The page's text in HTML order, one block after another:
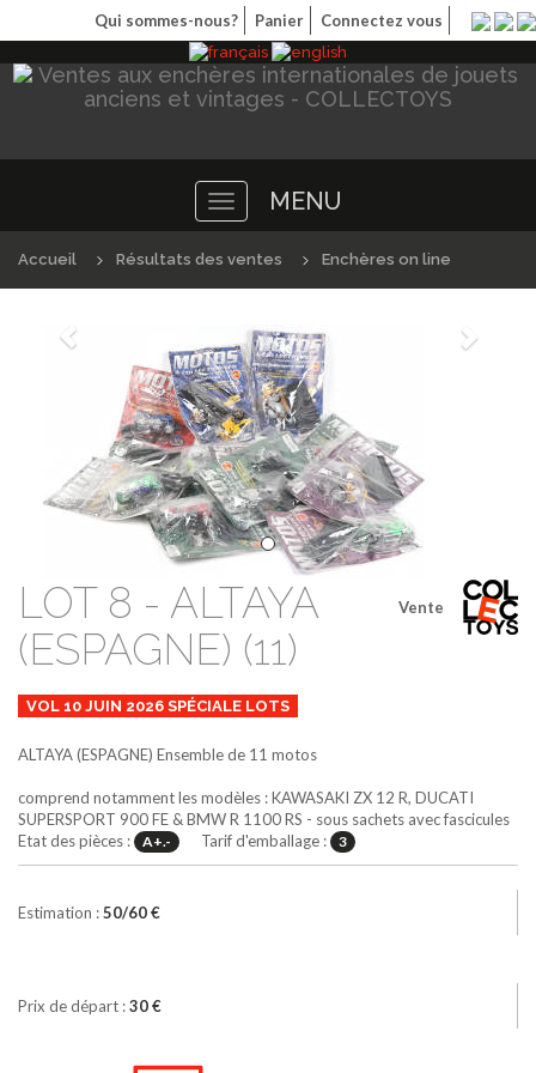
Qui sommes-nous? Panier Connectez vous
Toggle
navigation
MENU
Accueil Résultats des ventes Enchères on line
Précédént
Vente
LOT 8 - ALTAYA
(ESPAGNE) (11)
VOL 10 JUIN 2026 SPÉCIALE LOTS
ALTAYA (ESPAGNE) Ensemble de 11 motos
comprend notamment les modèles : KAWASAKI ZX 12 R, DUCATI
SUPERSPORT 900 FE & BMW R 1100 RS - sous sachets avec fascicules
Etat des pièces :
A+.- Tarif d'emballage : 3
Estimation :50/60 €
Prix de départ :30 €